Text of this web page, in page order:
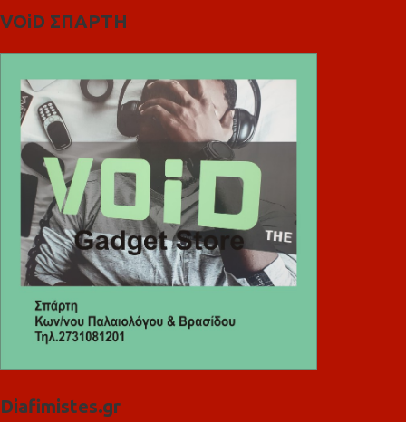
VOiD ΣΠΑΡΤΗ
Diafimistes.gr